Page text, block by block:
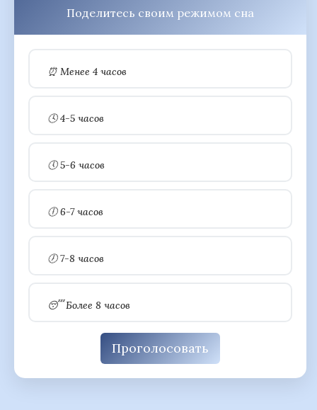
Поделитесь своим режимом сна
⏰ Менее 4 часов
🕓 4-5 часов
🕔 5-6 часов
🕕 6-7 часов
🕖 7-8 часов
😴 Более 8 часов
Проголосовать